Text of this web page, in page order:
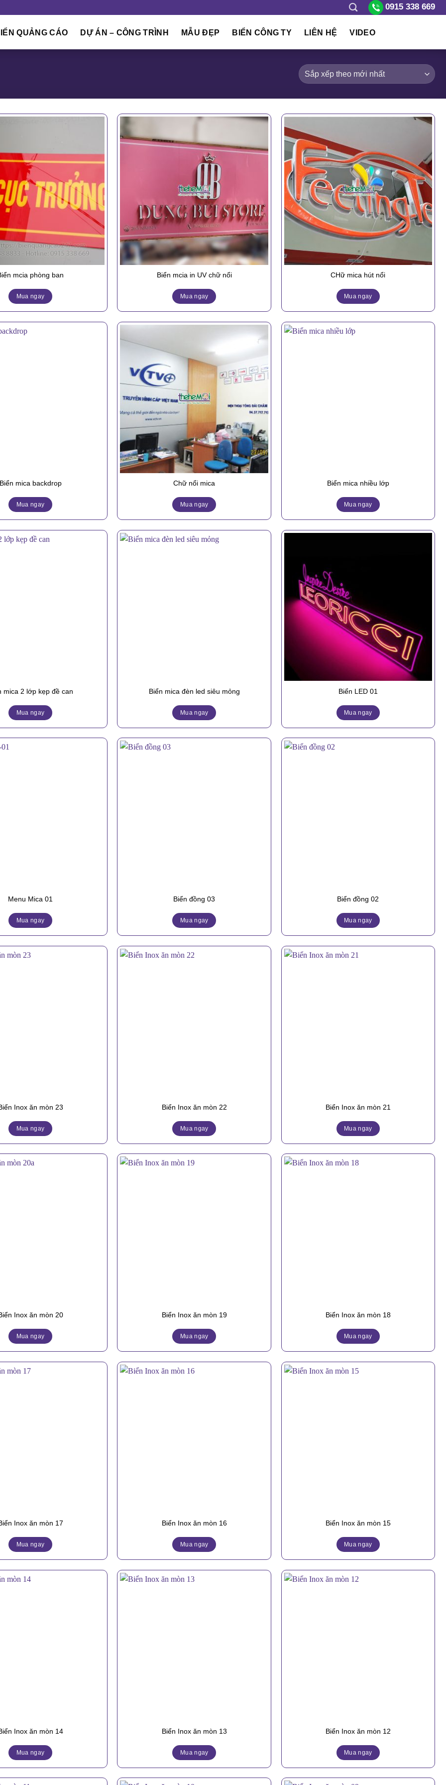
0915 338 669
QUẢNG CÁO DỰ ÁN – CÔNG TRÌNH MẪU ĐẸP BIỂN CÔNG TY LIÊN HỆ VIDEO
mcia phòng ban
Mua ngay
Biển mcia in UV chữ nổi
Mua ngay
CHữ mica hút nổi
Mua ngay
mica backdrop
Mua ngay
Chữ nổi mica
Mua ngay
Biển mica nhiều lớp
Mua ngay
mica 2 lớp kẹp đề can
Mua ngay
Biển mica đèn led siêu mỏng
Mua ngay
Biển LED 01
Mua ngay
Menu Mica 01
Mua ngay
Biển đồng 03
Mua ngay
Biển đồng 02
Mua ngay
Inox ăn mòn 23
Mua ngay
Biển Inox ăn mòn 22
Mua ngay
Biển Inox ăn mòn 21
Mua ngay
Inox ăn mòn 20
Mua ngay
Biển Inox ăn mòn 19
Mua ngay
Biển Inox ăn mòn 18
Mua ngay
Inox ăn mòn 17
Mua ngay
Biển Inox ăn mòn 16
Mua ngay
Biển Inox ăn mòn 15
Mua ngay
Inox ăn mòn 14
Mua ngay
Biển Inox ăn mòn 13
Mua ngay
Biển Inox ăn mòn 12
Mua ngay